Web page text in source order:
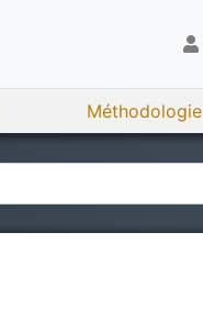
Méthodologie